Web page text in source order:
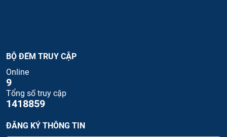
BỘ ĐẾM TRUY CẬP
Online
9
Tổng số truy cập
1418859
ĐĂNG KÝ THÔNG TIN